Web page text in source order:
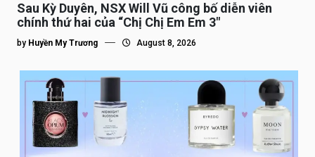
Sau Kỳ Duyên, NSX Will Vũ công bố diễn viên
chính thứ hai của “Chị Chị Em Em 3″
by Huyền My Trương August 8, 2026